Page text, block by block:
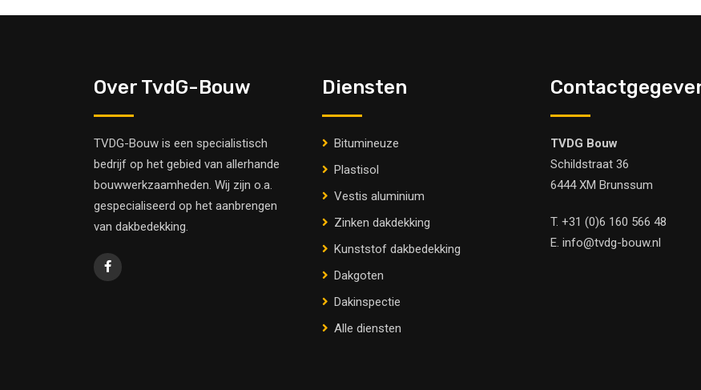
Over TvdG-Bouw
TVDG-Bouw is een specialistisch
bedrijf op het gebied van allerhande
bouwwerkzaamheden. Wij zijn o.a.
gespecialiseerd op het aanbrengen
van dakbedekking.
Diensten
Bitumineuze
Plastisol
Vestis aluminium
Zinken dakdekking
Kunststof dakbedekking
Dakgoten
Dakinspectie
Alle diensten
TVDG Bouw
Schildstraat 36
6444 XM Brunssum
T. +31 (0)6 160 566 48
E. info@tvdg-bouw.nl